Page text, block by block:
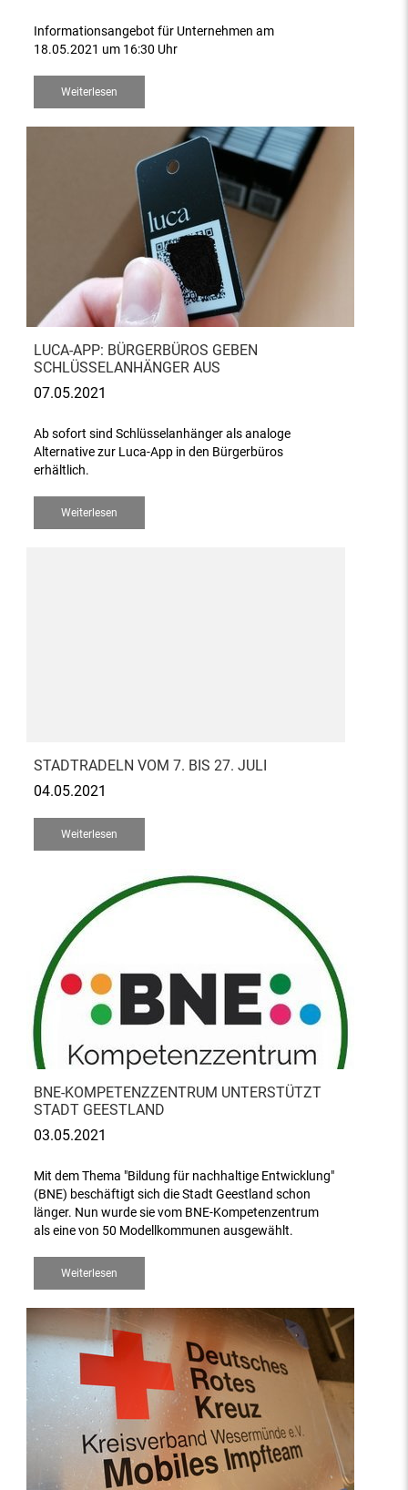
Informationsangebot für Unternehmen am
18.05.2021 um 16:30 Uhr
Weiterlesen
LUCA-APP: BÜRGERBÜROS GEBEN
SCHLÜSSELANHÄNGER AUS
07.05.2021
Ab sofort sind Schlüsselanhänger als analoge
Alternative zur Luca-App in den Bürgerbüros
erhältlich.
Weiterlesen
STADTRADELN VOM 7. BIS 27. JULI
04.05.2021
Weiterlesen
BNE-KOMPETENZZENTRUM UNTERSTÜTZT
STADT GEESTLAND
03.05.2021
Mit dem Thema "Bildung für nachhaltige Entwicklung"
(BNE) beschäftigt sich die Stadt Geestland schon
länger. Nun wurde sie vom BNE-Kompetenzentrum
als eine von 50 Modellkommunen ausgewählt.
Weiterlesen